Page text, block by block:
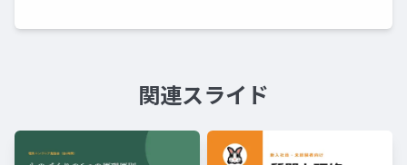
関連スライド